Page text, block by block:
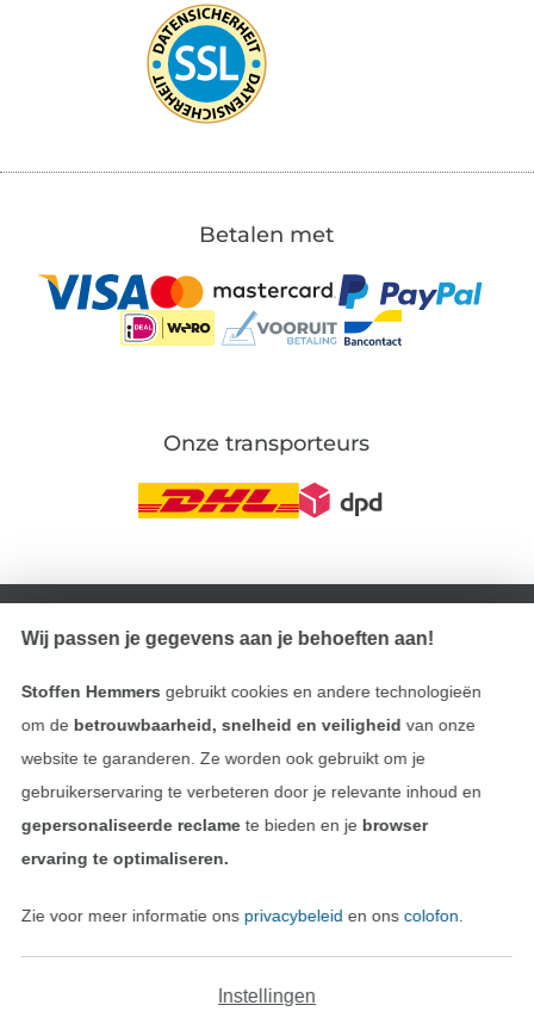
Betalen met
Onze transporteurs
Colofon
Privacy
Recht op retournering
Bestelling herroepen
Wissel naar de Duitse shop
Wij passen je gegevens aan je behoeften aan!
Stoffen Hemmers gebruikt cookies en andere technologieën
om de betrouwbaarheid, snelheid en veiligheid van onze
website te garanderen. Ze worden ook gebruikt om je
gebruikerservaring te verbeteren door je relevante inhoud en
gepersonaliseerde reclamete bieden en je browser
ervaring te optimaliseren.
Zie voor meer informatie ons privacybeleid en ons colofon
Instellingen